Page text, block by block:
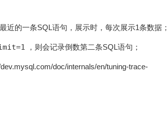
近的一条SQL语句，展示时，每次展示1条数据；
，则会记录倒数第二条SQL语句；
doc/internals/en/tuning-trace-